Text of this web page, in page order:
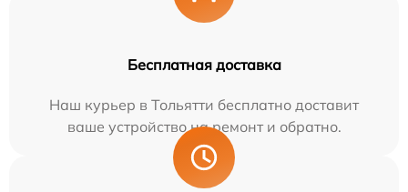
Бесплатная доставка
Наш курьер в Тольятти бесплатно доставит
ваше устройство на ремонт и обратно.